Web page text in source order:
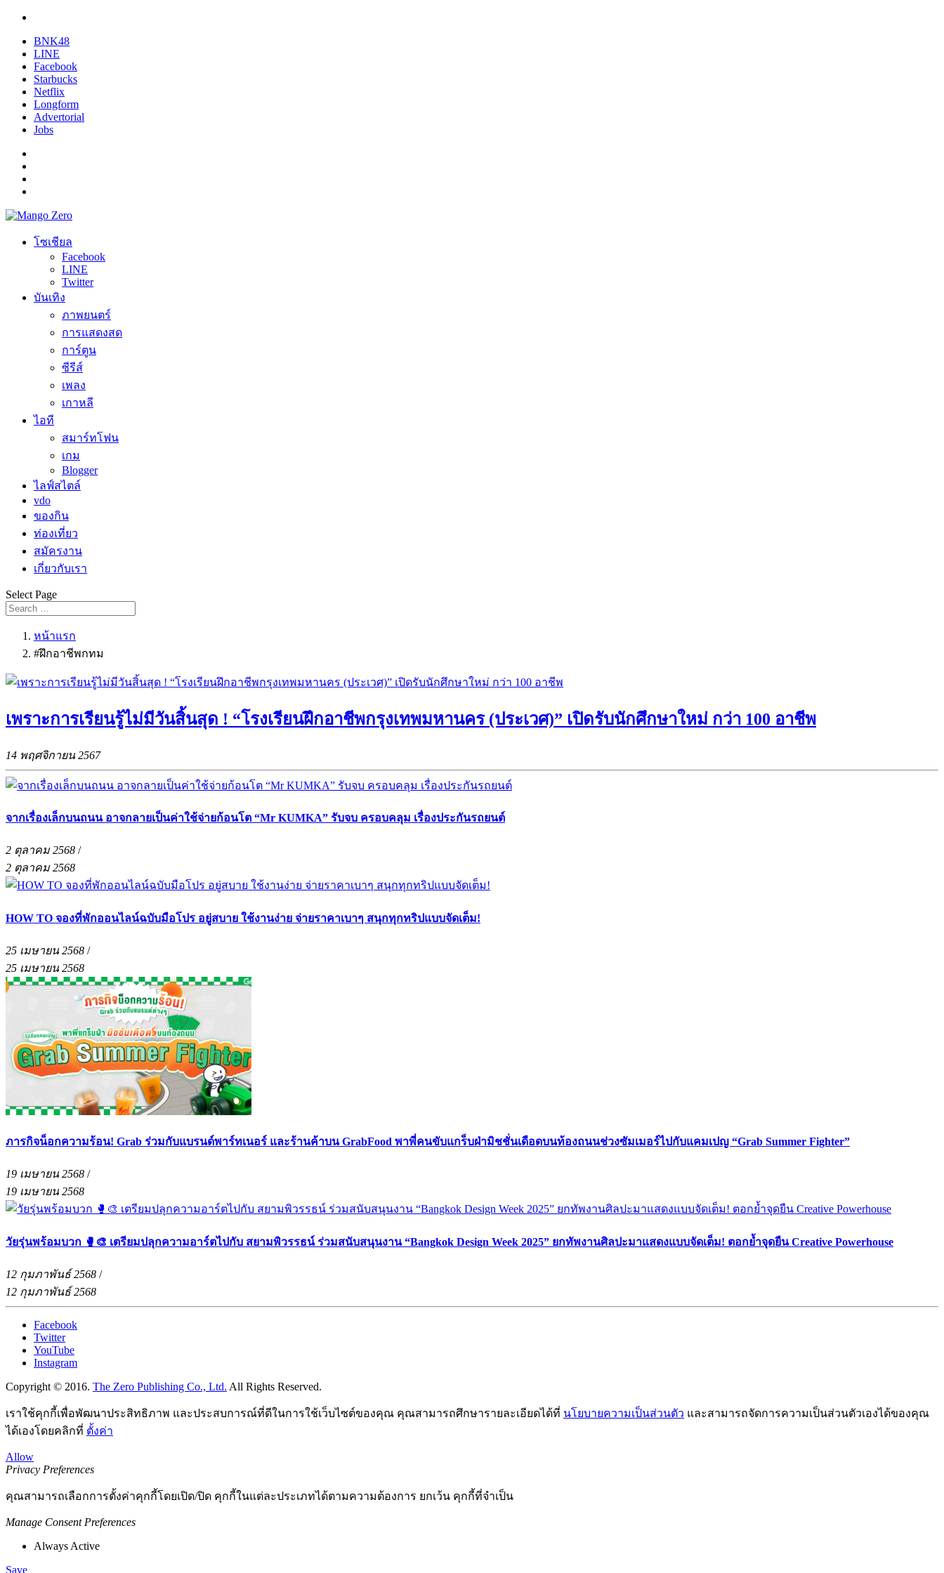
BNK48
LINE
Facebook
Starbucks
Netflix
Longform
Advertorial
Jobs
โซเชียล
Facebook
LINE
Twitter
บันเทิง
ภาพยนตร์
การแสดงสด
การ์ตูน
ซีรีส์
เพลง
เกาหลี
ไอที
สมาร์ทโฟน
เกม
Blogger
ไลฟ์สไตล์
vdo
ของกิน
ท่องเที่ยว
สมัครงาน
เกี่ยวกับเรา
Select Page
หน้าแรก
#ฝึกอาชีพกทม
เพราะการเรียนรู้ไม่มีวันสิ้นสุด ! “โรงเรียนฝึกอาชีพกรุงเทพมหานคร (ประเวศ)” เปิดรับนักศึกษาใหม่ กว่า 100 อาชีพ
14 พฤศจิกายน 2567
จากเรื่องเล็กบนถนน อาจกลายเป็นค่าใช้จ่ายก้อนโต “Mr KUMKA” รับจบ ครอบคลุม เรื่องประกันรถยนต์
2 ตุลาคม 2568 /
2 ตุลาคม 2568
HOW TO จองที่พักออนไลน์ฉบับมือโปร อยู่สบาย ใช้งานง่าย จ่ายราคาเบาๆ สนุกทุกทริปแบบจัดเต็ม!
25 เมษายน 2568 /
25 เมษายน 2568
ภารกิจน็อกความร้อน! Grab ร่วมกับแบรนด์พาร์ทเนอร์ และร้านค้าบน GrabFood พาพี่คนขับแกร็บฝ่ามิชชั่นเดือดบนท้องถนนช่วงซัมเมอร์ไปกับแคมเปญ “Grab Summer Fighter”
19 เมษายน 2568 /
19 เมษายน 2568
วัยรุ่นพร้อมบวก 🥊🎨 เตรียมปลุกความอาร์ตไปกับ สยามพิวรรธน์ ร่วมสนับสนุนงาน “Bangkok Design Week 2025” ยกทัพงานศิลปะมาแสดงแบบจัดเต็ม! ตอกย้ำจุดยืน Creative Powerhouse
12 กุมภาพันธ์ 2568 /
12 กุมภาพันธ์ 2568
Facebook
Twitter
YouTube
Instagram
Copyright © 2016. The Zero Publishing Co., Ltd. All Rights Reserved.
เราใช้คุกกี้เพื่อพัฒนาประสิทธิภาพ และประสบการณ์ที่ดีในการใช้เว็บไซต์ของคุณ คุณสามารถศึกษารายละเอียดได้ที่ นโยบายความเป็นส่วนตัว และสามารถจัดการความเป็นส่วนตัวเองได้ของคุณ
ได้เองโดยคลิกที่ ตั้งค่า
Allow
Privacy Preferences
คุณสามารถเลือกการตั้งค่าคุกกี้โดยเปิด/ปิด คุกกี้ในแต่ละประเภทได้ตามความต้องการ ยกเว้น คุกกี้ที่จำเป็น
Manage Consent Preferences
Always Active
Save